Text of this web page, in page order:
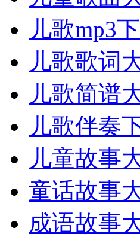
儿歌mp3
儿歌歌词
儿歌简谱
儿歌伴奏
儿童故事
童话故事
成语故事